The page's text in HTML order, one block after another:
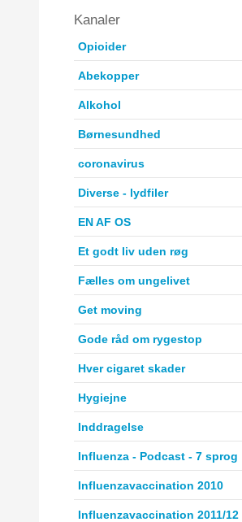
Kanaler
Opioider
Abekopper
Alkohol
Børnesundhed
coronavirus
Diverse - lydfiler
EN AF OS
Et godt liv uden røg
Fælles om ungelivet
Get moving
Gode råd om rygestop
Hver cigaret skader
Hygiejne
Inddragelse
Influenza - Podcast - 7 sprog
Influenzavaccination 2010
Influenzavaccination 2011/12